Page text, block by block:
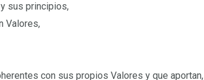
sus principios,
Valores,
con sus propios Valores y que aportan,